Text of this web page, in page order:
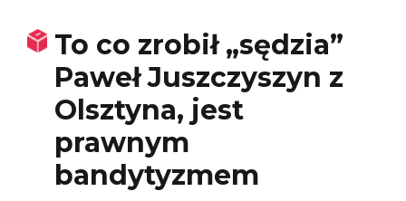
To co zrobił „sędzia”
Paweł Juszczyszyn z
Olsztyna, jest
prawnym
bandytyzmem